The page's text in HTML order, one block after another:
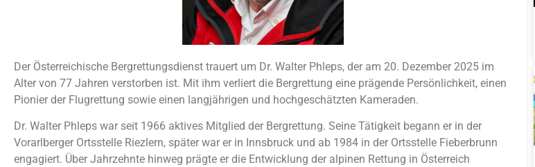
Der Österreichische Bergrettungsdienst trauert um Dr. Walter Phleps, der am 20. Dezember 2025 im
Alter von 77 Jahren verstorben ist. Mit ihm verliert die Bergrettung eine prägende Persönlichkeit, einen
Pionier der Flugrettung sowie einen langjährigen und hochgeschätzten Kameraden.
Dr. Walter Phleps war seit 1966 aktives Mitglied der Bergrettung. Seine Tätigkeit begann er in der
Vorarlberger Ortsstelle Riezlern, später war er in Innsbruck und ab 1984 in der Ortsstelle Fieberbrunn
engagiert. Über Jahrzehnte hinweg prägte er die Entwicklung der alpinen Rettung in Österreich